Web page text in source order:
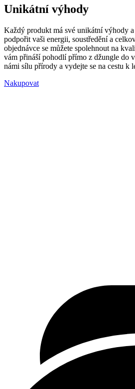
Unikátní výhody
Každý produkt má své unikátní výhody
podpořit vaši energii, soustředění a
objednávce se můžete spolehnout na
vám přináší pohodlí přímo z džungle do
námi sílu přírody a vydejte se na cestu k
Nakupovat